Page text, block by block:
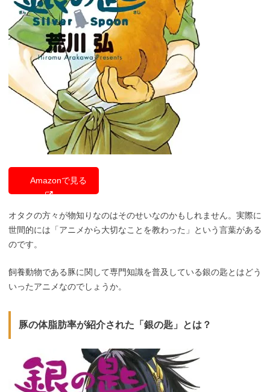
Amazonで見る
オタクの方々が物知りなのはそのせいなのかもしれません。実際に
世間的には「アニメから大切なことを教わった」という言葉がある
のです。
飼養動物である豚に関して専門知識を普及している銀の匙とはどう
いったアニメなのでしょうか。
豚の体脂肪率が紹介された「銀の匙」とは？